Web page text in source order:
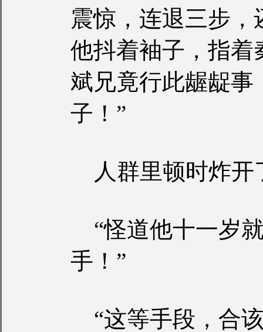
震惊，连退三步
他抖着袖子，指着
斌兄竟行此龌龊事
子！”
人群里顿时炸开
“怪道他十一岁
手！”
“这等手段，合